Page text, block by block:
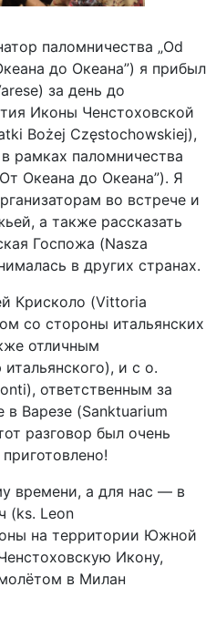
паломничества „Od
до Океана”) я прибыл
за день до
Иконы Ченстоховской
Bożej Częstochowskiej),
рамках паломничества
Океана до Океана”). Я
во встрече и
а также рассказать
Госпожа (Nasza
в других странах.
Крисколо (Vittoria
со стороны итальянских
отличным
и с о.
ответственным за
Варезе (Sanktuarium
разговор был очень
времени, а для нас — в
(ks. Leon
на территории Южной
Икону,
в Милан